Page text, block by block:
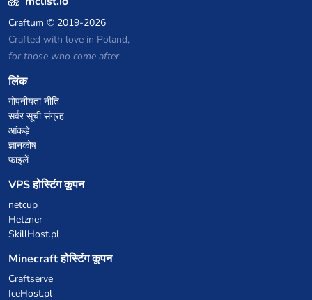
Craftum © 2019-2026
Crafted with love in Poland,
for those who come after
लिंक
गोपनीयता नीति
सर्वर सूची संग्रह
आंकड़े
ज्ञानकोष
फाइलें
VPS होस्टिंग कूपन
netcup
Hetzner
SkillHost.pl
Minecraft होस्टिंग कूपन
Craftserve
IceHost.pl